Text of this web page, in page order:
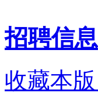
招聘信息
收藏本版